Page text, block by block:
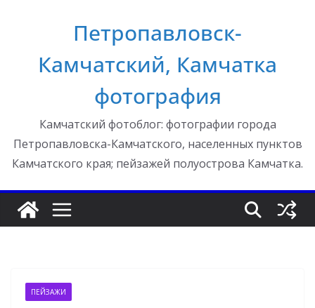
Петропавловск-
Камчатский, Камчатка
фотография
Камчатский фотоблог: фотографии города
Петропавловска-Камчатского, населенных пунктов
Камчатского края; пейзажей полуострова Камчатка.
ПЕЙЗАЖИ